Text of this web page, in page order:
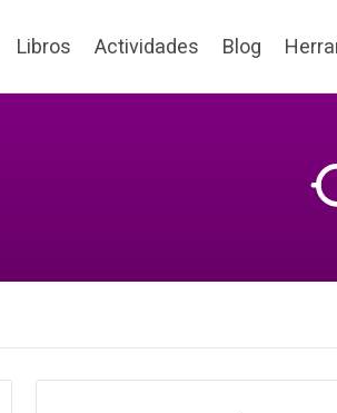
Libros Actividades Blog